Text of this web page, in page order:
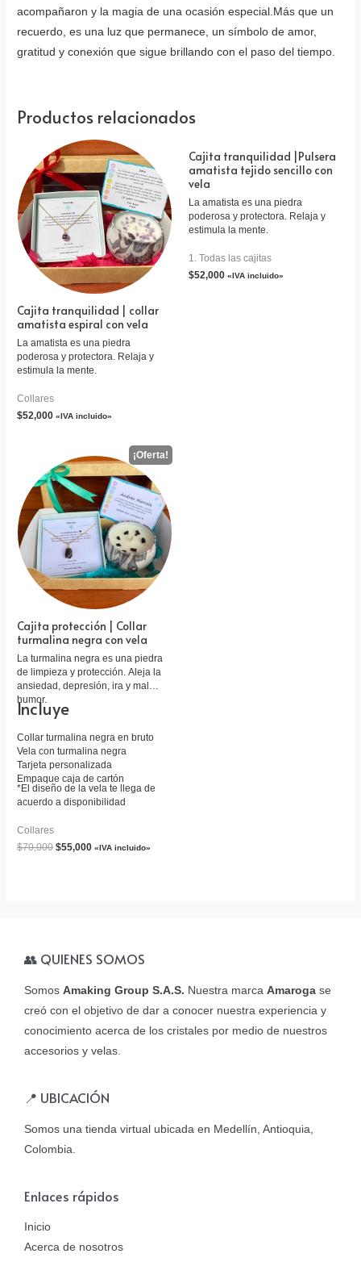
acompañaron y la magia de una ocasión especial.Más que un
recuerdo, es una luz que permanece, un símbolo de amor,
gratitud y conexión que sigue brillando con el paso del tiempo.
Productos relacionados
Cajita tranquilidad | collar
amatista espiral con vela
La amatista es una piedra
poderosa y protectora. Relaja y
estimula la mente.
Collares
$52,000 «IVA incluido»
Cajita tranquilidad |Pulsera
amatista tejido sencillo con
vela
La amatista es una piedra
poderosa y protectora. Relaja y
estimula la mente.
1. Todas las cajitas
$52,000 «IVA incluido»
Cajita protección | Collar
turmalina negra con vela
La turmalina negra es una piedra
de limpieza y protección. Aleja la
ansiedad, depresión, ira y mal
humor.
Incluye
Collar turmalina negra en bruto
Vela con turmalina negra
Tarjeta personalizada
Empaque caja de cartón
*El diseño de la vela te llega de
acuerdo a disponibilidad
Collares
$70,000 $55,000 «IVA incluido»
👥 QUIENES SOMOS
Somos Amaking Group S.A.S. Nuestra marca Amaroga se
creó con el objetivo de dar a conocer nuestra experiencia y
conocimiento acerca de los cristales por medio de nuestros
accesorios y velas.
📍 UBICACIÓN
Somos una tienda virtual ubicada en Medellín, Antioquia,
Colombia.
Enlaces rápidos
Inicio
Acerca de nosotros